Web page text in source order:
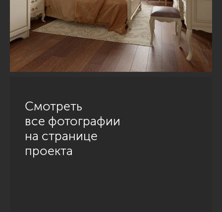
Смотреть
все фотографии
на странице
проекта